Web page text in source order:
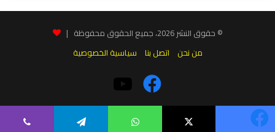
© حقوق النشر 2026، جميع الحقوق محفوظة |
من نحن
اتصل بنا سياسية الخصوصية
فيسبوك